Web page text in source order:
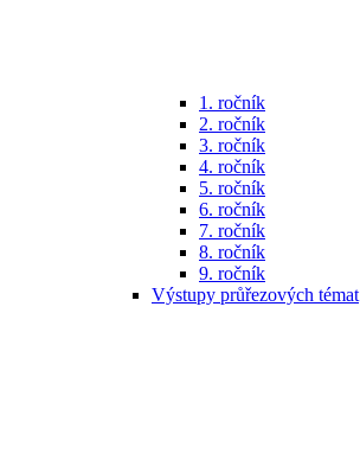
1. ročník
2. ročník
3. ročník
4. ročník
5. ročník
6. ročník
7. ročník
8. ročník
9. ročník
Výstupy průřezových témat